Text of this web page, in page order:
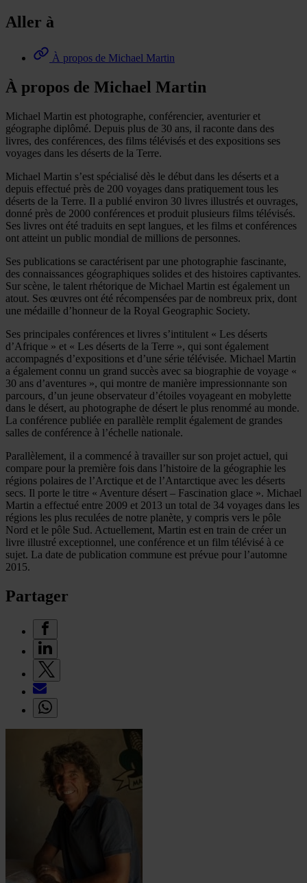
Aller à
À propos de Michael Martin
À propos de Michael Martin
Michael Martin est photographe, conférencier, aventurier et
géographe diplômé. Depuis plus de 30 ans, il raconte dans des
livres, des conférences, des films télévisés et des expositions ses
voyages dans les déserts de la Terre.
Michael Martin s’est spécialisé dès le début dans les déserts et a
depuis effectué près de 200 voyages dans pratiquement tous les
déserts de la Terre. Il a publié environ 30 livres illustrés et ouvrages,
donné près de 2000 conférences et produit plusieurs films télévisés.
Ses livres ont été traduits en sept langues, et les films et conférences
ont atteint un public mondial de millions de personnes.
Ses publications se caractérisent par une photographie fascinante,
des connaissances géographiques solides et des histoires captivantes.
Sur scène, le talent rhétorique de Michael Martin est également un
atout. Ses œuvres ont été récompensées par de nombreux prix, dont
une médaille d’honneur de la Royal Geographic Society.
Ses principales conférences et livres s’intitulent « Les déserts
d’Afrique » et « Les déserts de la Terre », qui sont également
accompagnés d’expositions et d’une série télévisée. Michael Martin
a également connu un grand succès avec sa biographie de voyage «
30 ans d’aventures », qui montre de manière impressionnante son
parcours, d’un jeune observateur d’étoiles voyageant en mobylette
dans le désert, au photographe de désert le plus renommé au monde.
La conférence publiée en parallèle remplit également de grandes
salles de conférence à l’échelle nationale.
Parallèlement, il a commencé à travailler sur son projet actuel, qui
compare pour la première fois dans l’histoire de la géographie les
régions polaires de l’Arctique et de l’Antarctique avec les déserts
secs. Il porte le titre « Aventure désert – Fascination glace ». Michael
Martin a effectué entre 2009 et 2013 un total de 34 voyages dans les
régions les plus reculées de notre planète, y compris vers le pôle
Nord et le pôle Sud. Actuellement, Martin est en train de créer un
livre illustré exceptionnel, une conférence et un film télévisé à ce
sujet. La date de publication commune est prévue pour l’automne
2015.
Partager